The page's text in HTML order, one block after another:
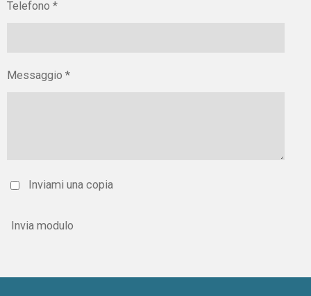
Telefono *
Messaggio *
Inviami una copia
Invia modulo